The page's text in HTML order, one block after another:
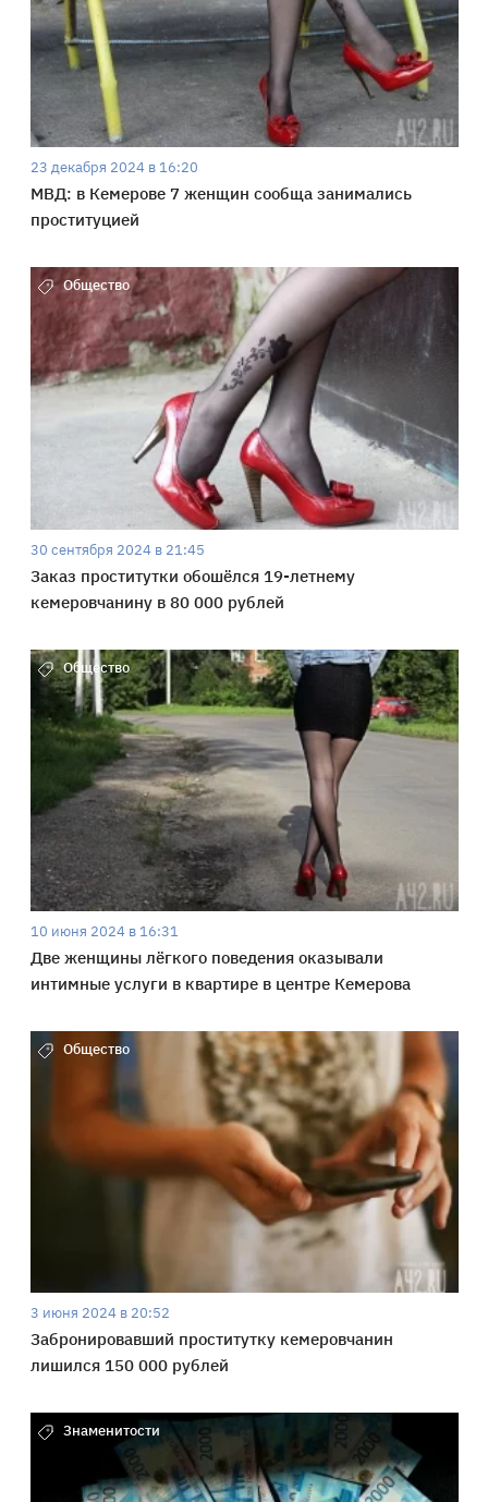
23 декабря 2024 в 16:20
МВД: в Кемерове 7 женщин сообща занимались
проституцией
Общество
30 сентября 2024 в 21:45
Заказ проститутки обошёлся 19-летнему
кемеровчанину в 80 000 рублей
Общество
10 июня 2024 в 16:31
Две женщины лёгкого поведения оказывали
интимные услуги в квартире в центре Кемерова
Общество
3 июня 2024 в 20:52
Забронировавший проститутку кемеровчанин
лишился 150 000 рублей
Знаменитости